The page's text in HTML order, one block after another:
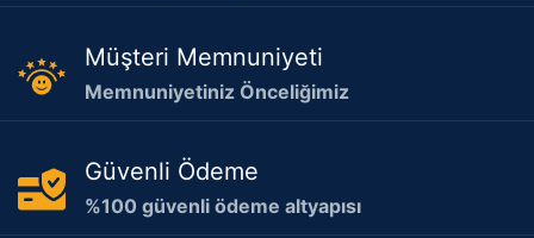
Müşteri Memnuniyeti
Memnuniyetiniz Önceliğimiz
Güvenli Ödeme
%100 güvenli ödeme altyapısı